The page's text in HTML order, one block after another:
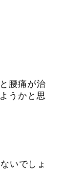
腰痛が治
うかと思
いでしょ